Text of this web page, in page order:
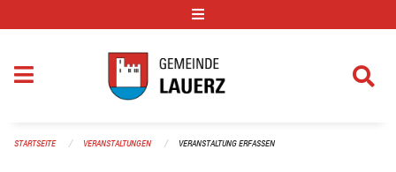
STARTSEITE VERANSTALTUNGEN VERANSTALTUNG ERFASSEN